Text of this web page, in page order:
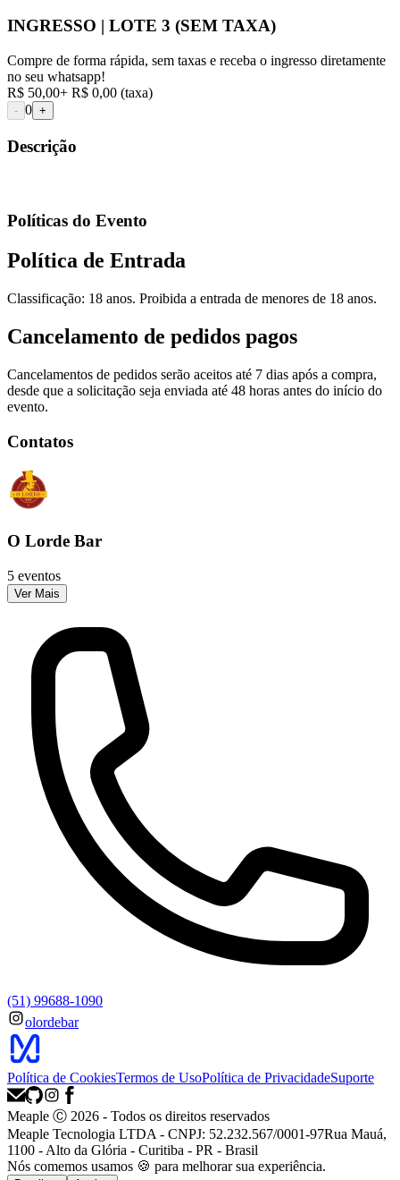
INGRESSO | LOTE 3 (SEM TAXA)
Compre de forma rápida, sem taxas e receba o ingresso diretamente
no seu whatsapp!
R$ 50,00+ R$ 0,00 (taxa)
- 0 +
Descrição
Políticas do Evento
Política de Entrada
Classificação: 18 anos. Proibida a entrada de menores de 18 anos.
Cancelamento de pedidos pagos
Cancelamentos de pedidos serão aceitos até 7 dias após a compra,
desde que a solicitação seja enviada até 48 horas antes do início do
evento.
Contatos
O Lorde Bar
5 eventos
Ver Mais
(51) 99688-1090
olordebar
Política de CookiesTermos de UsoPolítica de PrivacidadeSuporte
Meaple Ⓒ 2026 - Todos os direitos reservados
Meaple Tecnologia LTDA - CNPJ: 52.232.567/0001-97Rua Mauá,
1100 - Alto da Glória - Curitiba - PR - Brasil
Nós comemos usamos 🍪 para melhorar sua experiência.